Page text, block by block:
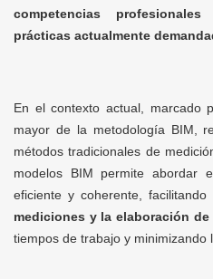
competencias
prácticas actualmente
En el contexto actual, marcado
mayor de la metodología BIM,
métodos tradicionales de
modelos BIM permite abordar
eficiente y coherente, facilitando
mediciones y la elaboración
tiempos de trabajo y minimizando